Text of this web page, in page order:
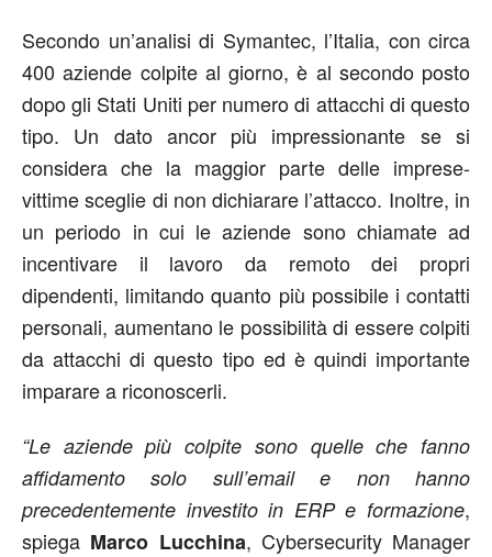
Secondo un’analisi di Symantec, l’Italia, con circa
400 aziende colpite al giorno, è al secondo posto
dopo gli Stati Uniti per numero di attacchi di questo
tipo. Un dato ancor più impressionante se si
considera che la maggior parte delle imprese-
vittime sceglie di non dichiarare l’attacco. Inoltre, in
un periodo in cui le aziende sono chiamate ad
incentivare il lavoro da remoto dei propri
dipendenti, limitando quanto più possibile i contatti
personali, aumentano le possibilità di essere colpiti
da attacchi di questo tipo ed è quindi importante
imparare a riconoscerli.
“Le aziende più colpite sono quelle che fanno
affidamento solo sull’email e non hanno
precedentemente investito in ERP e formazione,
spiega Marco Lucchina, Cybersecurity Manager